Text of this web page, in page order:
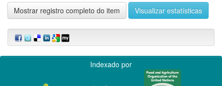
Mostrar registro completo do item Visualizar estatísticas
Indexado por